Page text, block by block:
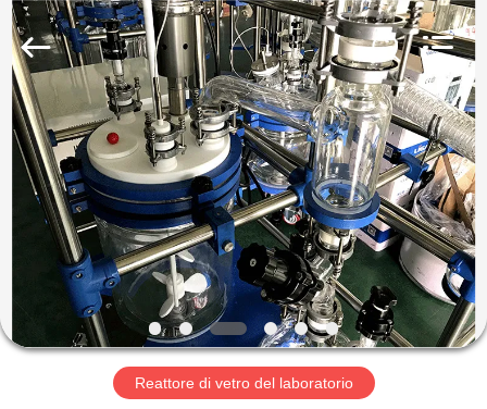
CASA
PRODOTTI
CIRCA
GIRO
2026
Nantong
Sanjing
Chemglass
Co.,Ltd.
Rights
Reserved.
Reattore di vetro del laboratorio